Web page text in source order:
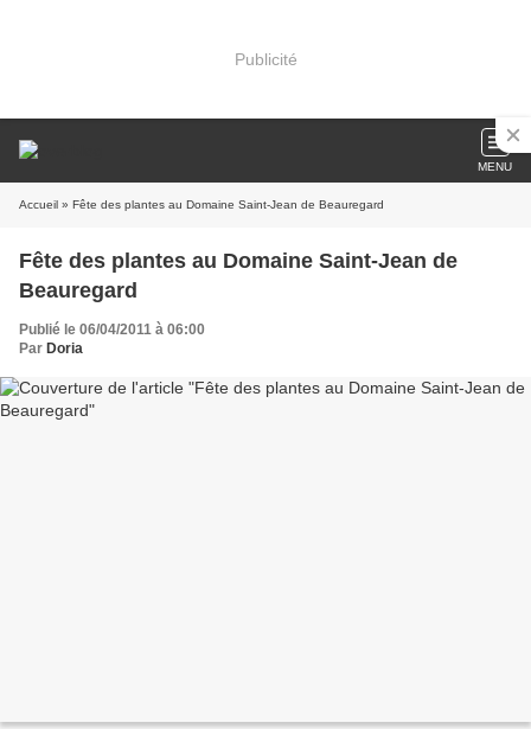
Publicité
MENU
Accueil » Fête des plantes au Domaine Saint-Jean de Beauregard
Fête des plantes au Domaine Saint-Jean de
Beauregard
Publié le 06/04/2011 à 06:00
Par Doria